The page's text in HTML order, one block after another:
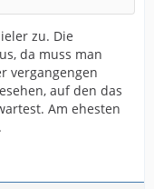
zu. Die
da muss man
vergangengen
auf den das
Am ehesten